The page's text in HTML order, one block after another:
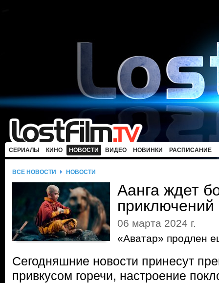
СЕРИАЛЫ КИНО НОВОСТИ ВИДЕО НОВИНКИ РАСПИСАНИЕ
ВСЕ НОВОСТИ НОВОСТИ
Аанга ждет
приключений
06 марта 2024 г.
«Аватар» продлен
Сегодняшние новости принесут
привкусом горечи, настроение